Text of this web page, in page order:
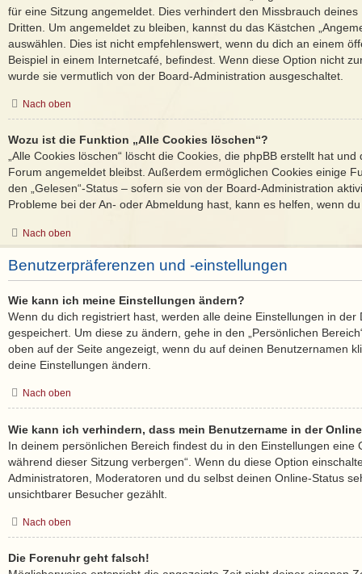
für eine Sitzung angemeldet. Dies verhindert den Missbrauch
Dritten. Um angemeldet zu bleiben, kannst du das Kästchen
auswählen. Dies ist nicht empfehlenswert, wenn du dich an einem
Beispiel in einem Internetcafé, befindest. Wenn diese Option nicht
wurde sie vermutlich von der Board-Administration ausgeschaltet.
Nach oben
Wozu ist die Funktion „Alle Cookies löschen“?
„Alle Cookies löschen“ löscht die Cookies, die phpBB erstellt hat
Forum angemeldet bleibst. Außerdem ermöglichen Cookies einige
den „Gelesen“-Status – sofern sie von der Board-Administration
Probleme bei der An- oder Abmeldung hast, kann es helfen, wenn
Nach oben
Benutzerpräferenzen und -einstellungen
Wie kann ich meine Einstellungen ändern?
Wenn du dich registriert hast, werden alle deine Einstellungen in der
gespeichert. Um diese zu ändern, gehe in den „Persönlichen
oben auf der Seite angezeigt, wenn du auf deinen Benutzernamen
deine Einstellungen ändern.
Nach oben
Wie kann ich verhindern, dass mein Benutzername in der
In deinem persönlichen Bereich findest du in den Einstellungen eine
während dieser Sitzung verbergen“. Wenn du diese Option
Administratoren, Moderatoren und du selbst deinen Online-Status
unsichtbarer Besucher gezählt.
Nach oben
Die Forenuhr geht falsch!